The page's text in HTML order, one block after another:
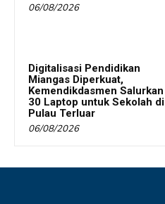
06/08/2026
Digitalisasi Pendidikan
Miangas Diperkuat,
Kemendikdasmen Salurkan
30 Laptop untuk Sekolah di
Pulau Terluar
06/08/2026